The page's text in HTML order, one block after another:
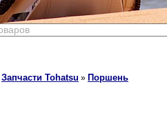
Запчасти Tohatsu » Поршень